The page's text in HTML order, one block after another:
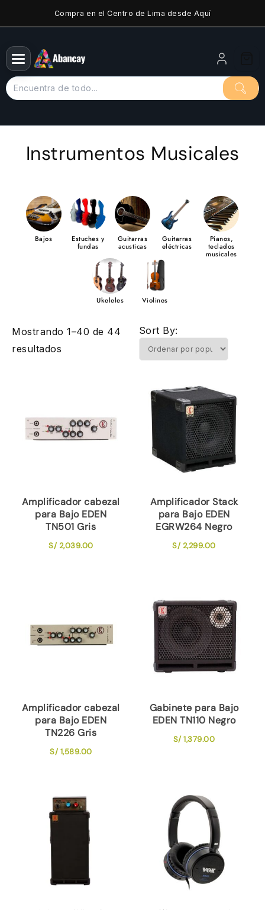
Compra en el Centro de Lima desde Aquí
Instrumentos Musicales
Bajos
Estuches y
fundas
Guitarras
acusticas
Guitarras
eléctricas
Pianos,
teclados
musicales
Ukeleles Violines
Mostrando 1–40 de 44
resultados
Sort By:
Amplificador cabezal
para Bajo EDEN
TN501 Gris
S/2,039.00
Amplificador Stack
para Bajo EDEN
EGRW264 Negro
S/2,299.00
Amplificador cabezal
para Bajo EDEN
TN226 Gris
S/1,589.00
Gabinete para Bajo
EDEN TN110 Negro
S/1,379.00